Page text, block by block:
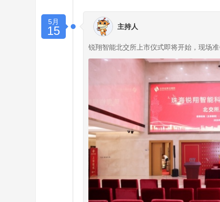
主持人
5月
15
锐翔智能北交所上市仪式即将开始，现场